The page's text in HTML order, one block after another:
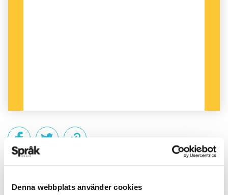
Denna webbplats använder cookies
PUBLICERAD 2012-11-20